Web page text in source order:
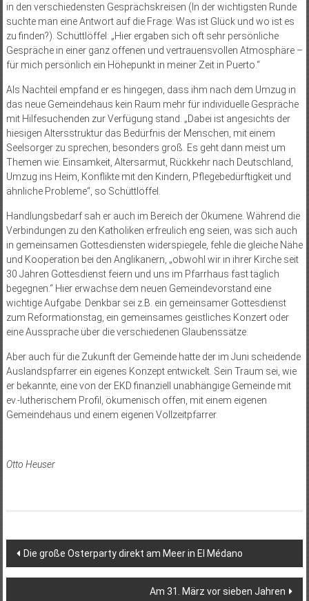
in den verschiedensten Gesprächskreisen (In der wichtigsten Runde
suchte man eine Antwort auf die Frage: Was ist Glück und wo ist es
zu finden?). Schüttlöffel: „Hier ergaben sich oft sehr persönliche
Gespräche in einer ganz offenen und vertrauensvollen Atmosphäre –
für mich persönlich ein Höhepunkt in meiner Zeit in Puerto.“
Als Nachteil empfand er es hingegen, dass ihm nach dem Umzug in
das neue Gemeindehaus kein Raum mehr für individuelle Gespräche
mit Hilfesuchenden zur Verfügung stand. „Dabei ist angesichts der
hiesigen Altersstruktur das Bedürfnis der Menschen, mit einem
Seelsorger zu sprechen, besonders groß. Es geht dann meist um
Themen wie: Einsamkeit, Altersarmut, Rückkehr nach Deutschland,
Umzug ins Heim, Konflikte mit den Kindern, Pflegebedürftigkeit und
ähnliche Probleme“, so Schüttlöffel.
Handlungsbedarf sah er auch im Bereich der Ökumene. Während die
Verbindungen zu den Katholiken erfreulich eng seien, was sich auch
in gemeinsamen Gottesdiensten widerspiegele, fehle die gleiche Nähe
und Kooperation bei den Anglikanern, „obwohl wir in ihrer Kirche seit
30 Jahren Gottesdienst feiern und uns im Pfarrhaus fast täglich
begegnen.“ Hier erwachse dem neuen Gemeindevorstand eine
wichtige Aufgabe. Denkbar sei z.B. ein gemeinsamer Gottesdienst
zum Reformationstag, ein gemeinsames geistliches Konzert oder
eine Aussprache über die verschiedenen Glaubenssätze.
Aber auch für die Zukunft der Gemeinde hatte der im Juni scheidende
Auslandspfarrer ein eigenes Konzept entwickelt. Sein Traum sei, wie
er bekannte, eine von der EKD finanziell unabhängige Gemeinde mit
ev.-lutherischem Profil, ökumenisch offen, mit einem eigenen
Gemeindehaus und einem eigenen Vollzeitpfarrer.
Otto Heuser
Beitragsnavigation
Die große Osterparty direkt am Meer in El Médano
Am 31. März vor sieben Jahren